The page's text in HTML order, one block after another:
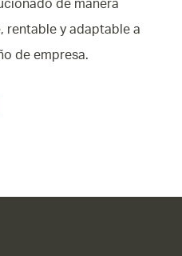
de manera
rentable y adaptable a
de empresa.